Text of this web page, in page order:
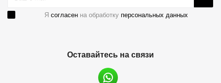
Я согласен на обработку персональных данных
Оставайтесь на связи